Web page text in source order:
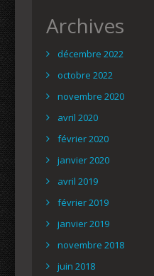
Archives
décembre 2022
octobre 2022
novembre 2020
avril 2020
février 2020
janvier 2020
avril 2019
février 2019
janvier 2019
novembre 2018
juin 2018